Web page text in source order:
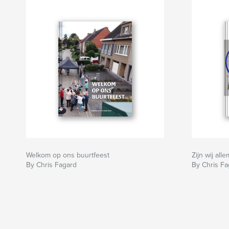
Welkom op ons buurtfeest
By Chris Fagard
Zijn wij
By Chris